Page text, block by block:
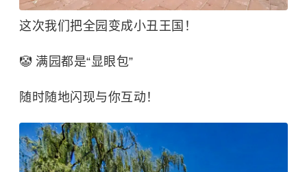
这次我们把全园变成小丑王国！
🤡 满园都是“显眼包”
随时随地闪现与你互动！